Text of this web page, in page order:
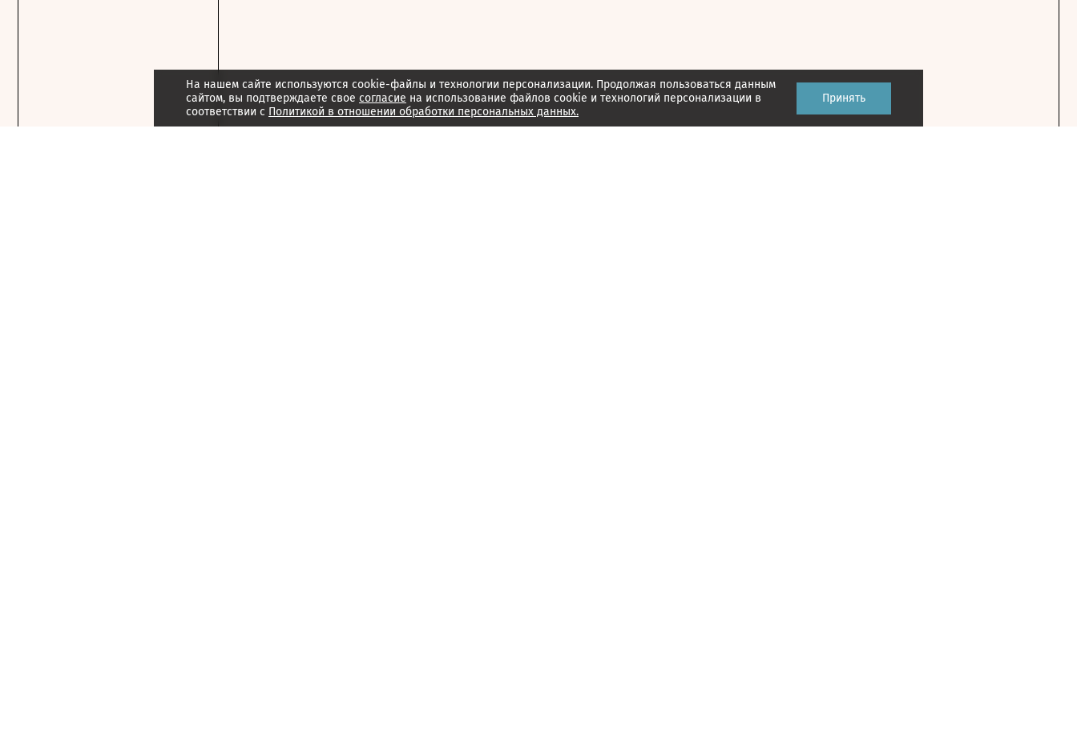
На нашем сайте используются cookie-файлы и технологии персонализации. Продолжая пользоваться данным
сайтом, вы подтверждаете свое согласие на использование файлов cookie и технологий персонализации в
соответствии с Политикой в отношении обработки персональных данных.
Принять